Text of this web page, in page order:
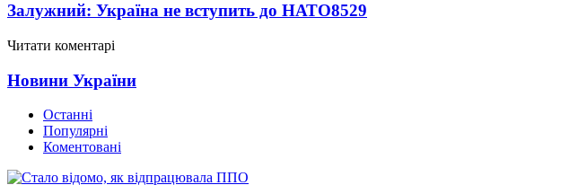
Залужний: Україна не вступить до НАТО8529
Читати коментарі
Новини України
Останні
Популярні
Коментовані